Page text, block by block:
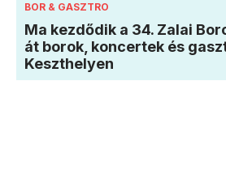
BOR & GASZTRO
Ma kezdődik a 34. Zalai
át borok, koncertek és
Keszthelyen